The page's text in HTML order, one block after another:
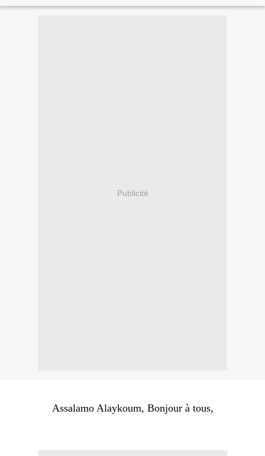
Publicité
Assalamo Alaykoum, Bonjour à tous,